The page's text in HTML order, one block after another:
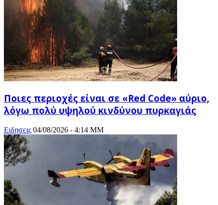
Ποιες περιοχές είναι σε «Red Code» αύριο,
λόγω πολύ υψηλού κινδύνου πυρκαγιάς
Ειδησεις 04/08/2026 - 4:14 ΜΜ